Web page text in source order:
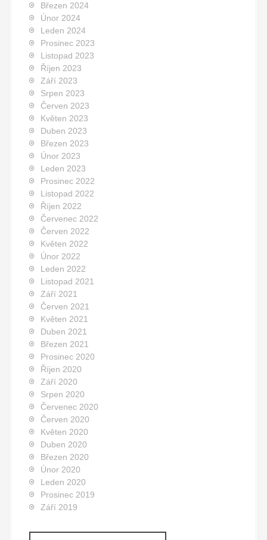
Březen 2024
Únor 2024
Leden 2024
Prosinec 2023
Listopad 2023
Říjen 2023
Září 2023
Srpen 2023
Červen 2023
Květen 2023
Duben 2023
Březen 2023
Únor 2023
Leden 2023
Prosinec 2022
Listopad 2022
Říjen 2022
Červenec 2022
Červen 2022
Květen 2022
Únor 2022
Leden 2022
Listopad 2021
Září 2021
Červen 2021
Květen 2021
Duben 2021
Březen 2021
Prosinec 2020
Říjen 2020
Září 2020
Srpen 2020
Červenec 2020
Červen 2020
Květen 2020
Duben 2020
Březen 2020
Únor 2020
Leden 2020
Prosinec 2019
Září 2019